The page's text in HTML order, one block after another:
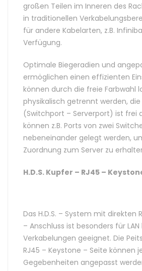
großen Teilen im Inneren des
in traditionellen
für andere Kabelarten, z.B.
Verfügung.
Optimale Biegeradien und
ermöglichen einen effizienten
können durch die freie Farbwahl
physikalisch getrennt werden,
(Switchport – Serverport) ist frei
können z.B. Ports von zwei
nebeneinander gelegt werden,
Zuordnung zum Server zu
H.D.S. Kupfer – RJ45 –
Das H.D.S. – System mit direkten
– Anschluss ist besonders für
Verkabelungen geeignet. Die
RJ45 – Keystone – Seite können
Gegebenheiten angepasst